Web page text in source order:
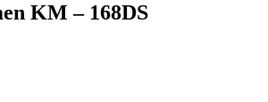
KM – 168DS